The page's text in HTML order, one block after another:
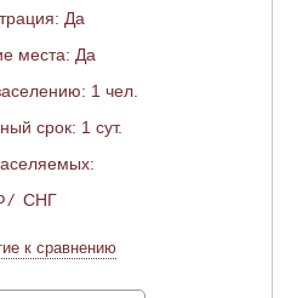
Да
места: Да
1 чел.
срок: 1 сут.
/ СНГ
к сравнению